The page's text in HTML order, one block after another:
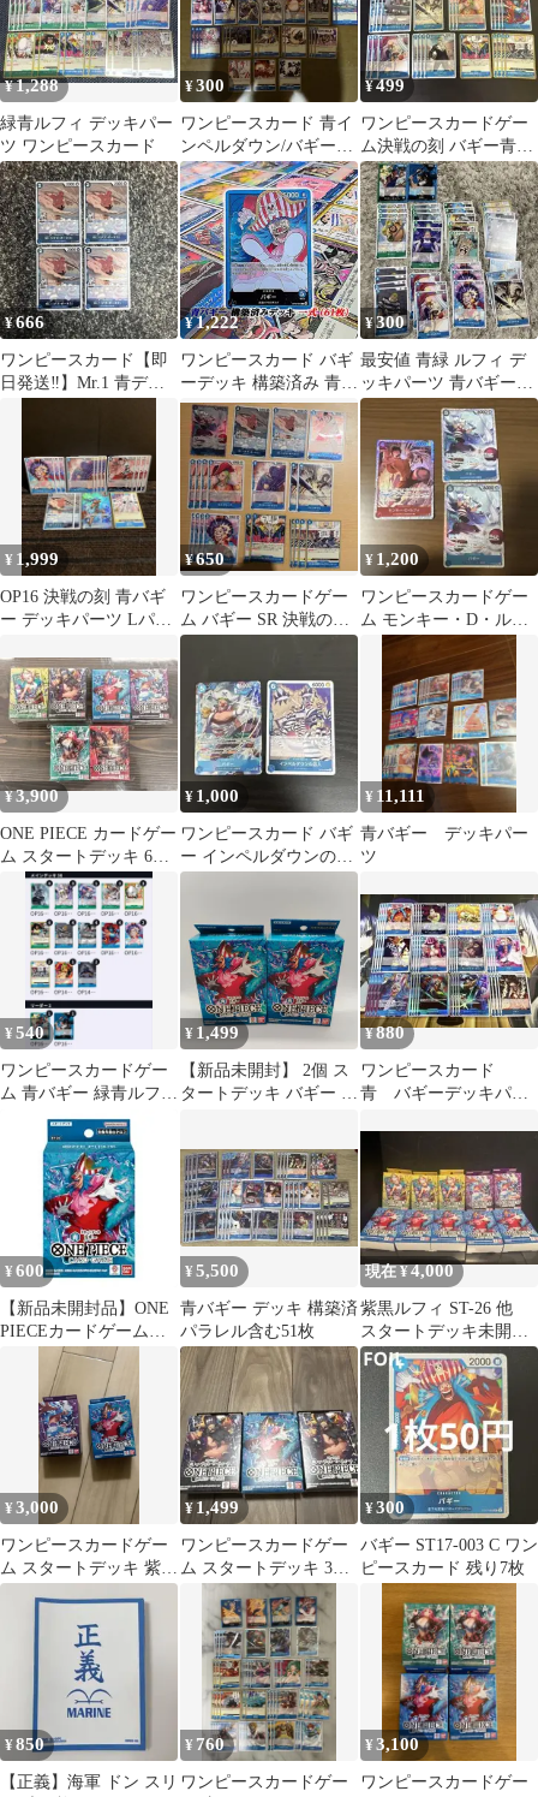
¥1,288
緑青ルフィ デッキパー
ツ ワンピースカード
¥300
ワンピースカード 青イ
ンペルダウン/バギー海
賊団デッキパーツ諸々
¥499
ワンピースカードゲー
ム決戦の刻 バギー青デ
ッキパーツ4枚ずつ ま
とめ売り
¥666
ワンピースカード【即
日発送‼️】Mr.1 青デッ
¥1,222
ワンピースカード バギ
ーデッキ 構築済み 青
61枚 ワンピースカード
ゲーム
¥300
最安値 青緑 ルフィ デ
ッキパーツ 青バギーデ
ッキパーツ 決戦の刻
¥ 1,999
OP16 決戦の刻 青バギ
ー デッキパーツ Lパラ
¥650
ワンピースカードゲー
ム バギー SR 決戦の刻
青デッキパーツ まとめ
¥ 1,200
ワンピースカードゲー
ム モンキー・D・ルフ
ィ バギー セット
¥3,900
ONE PIECE カードゲー
ム スタートデッキ 6種
セット
¥ 1,000
ワンピースカード バギ
ー インペルダウンの囚
人 2枚セット
¥ 11,111
青バギー デッキパー
ツ
¥540
ワンピースカードゲー
ム 青バギー 緑青ルフィ
デッキパーツ
¥ 1,499
【新品未開封】 2個 ス
タートデッキ バギー 青
¥880
ワンピースカード
青 バギーデッキパー
¥ 600
【新品未開封品】ONE
PIECEカードゲームス
タートデッキ 青バギー
¥5,500
青バギー デッキ 構築済
パラレル含む51枚
現在 ¥4,000
紫黒ルフィ ST-26 他
スタートデッキ未開封
10BOXセット
¥3,000
ワンピースカードゲー
ム スタートデッキ 紫ル
フィ 青バギー 2種ボク
¥ 1,499
ワンピースカードゲー
ム スタートデッキ 3個
セット 黒ひげ バギ
¥300
バギー ST17-003 C ワン
ピースカード 残り7枚
¥850
【正義】海軍 ドン スリ
¥ 760
ワンピースカードゲー
¥3,100
ワンピースカードゲー